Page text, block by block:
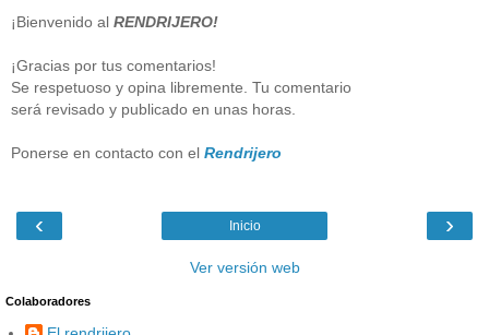
¡Bienvenido al RENDRIJERO!
¡Gracias por tus comentarios!
Se respetuoso y opina libremente. Tu comentario
será revisado y publicado en unas horas.
Ponerse en contacto con el Rendrijero
‹ ›
Inicio
Ver versión web
Colaboradores